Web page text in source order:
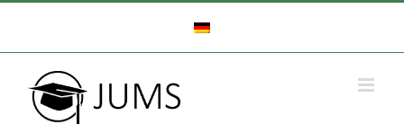
Zum
springen